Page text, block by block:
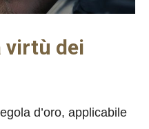
virtù dei
d’oro, applicabile